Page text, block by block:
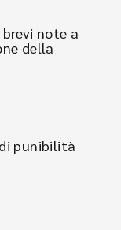
note a
della
punibilità